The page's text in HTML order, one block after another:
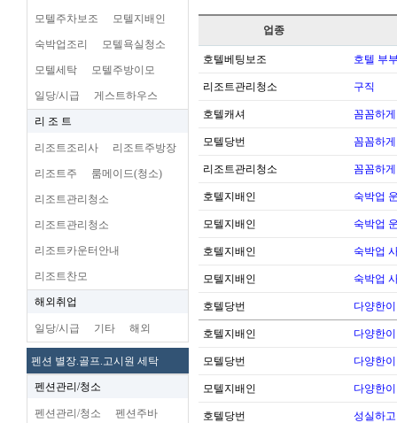
모텔주차보조 모텔지배인
숙박업조리 모텔욕실청소
모텔세탁 모텔주방이모
일당/시급 게스트하우스
리 조 트
리조트조리사 리조트주방장
리조트주 룸메이드(청소)
리조트관리청소
리조트관리청소
리조트카운터안내
리조트찬모
해외취업
일당/시급 기타 해외
펜션 별장.골프.고시원 세탁
펜션관리/청소
펜션관리/청소 펜션주바
업종
호텔베팅보조 호텔 부
리조트관리청소 구직
호텔캐셔 꼼꼼하
모텔당번 꼼꼼하
리조트관리청소 꼼꼼하
호텔지배인 숙박업
모텔지배인 숙박업
호텔지배인 숙박업
모텔지배인 숙박업
호텔당번 다양한
호텔지배인 다양한
모텔당번 다양한
모텔지배인 다양한
호텔당번 성실하